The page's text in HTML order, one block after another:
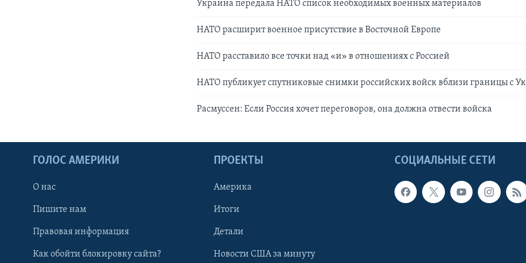
Украина передала НАТО список необходимых военных материалов
НАТО расширит военное присутствие в Восточной Европе
НАТО расставило все точки над «и» в отношениях с Россией
НАТО публикует спутниковые снимки российских войск вблизи границы с
Расмуссен: Если Россия хочет переговоров, она должна отвести войска
СОЦИАЛЬНЫЕ СЕТИ
ГОЛОС АМЕРИКИ
О нас
Пишите нам
Правовая информация
Как обойти блокировку сайта?
ПРОЕКТЫ
Америка
Итоги
Детали
Новости США за минуту